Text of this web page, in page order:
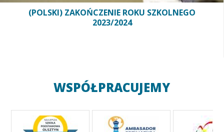
(POLSKI) ZAKOŃCZENIE ROKU SZKOLNEGO
2023/2024
WSPÓŁPRACUJEMY